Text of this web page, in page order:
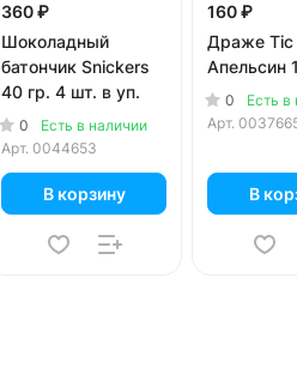
360 ₽
Шоколадный
батончик Snickers
40 гр. 4 шт. в уп.
0
Есть в наличии
Арт. 0044653
В корзину
160 ₽
Драже Tic
Апельсин
0
Есть в
Арт.
В